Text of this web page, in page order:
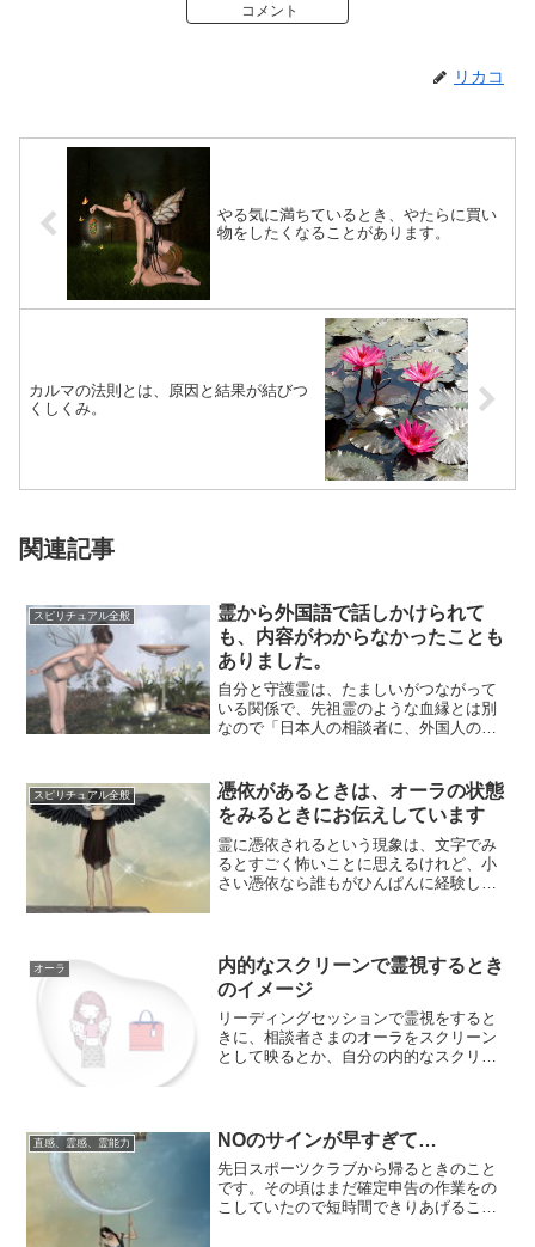
コメント
リカコ
やる気に満ちているとき、やたらに買い
物をしたくなることがあります。
カルマの法則とは、原因と結果が結びつ
くしくみ。
関連記事
スピリチュアル全般
霊から外国語で話しかけられて
も、内容がわからなかったことも
ありました。
自分と守護霊は、たましいがつながって
いる関係で、先祖霊のような血縁とは別
なので「日本人の相談者に、外国人の守
スピリチュアル全般
憑依があるときは、オーラの状態
をみるときにお伝えしています
霊に憑依されるという現象は、文字でみ
るとすごく怖いことに思えるけれど、小
さい憑依なら誰もがひんぱんに経験して
オーラ
内的なスクリーンで霊視するとき
のイメージ
リーディングセッションで霊視をすると
きに、相談者さまのオーラをスクリーン
として映るとか、自分の内的なスクリー
直感、霊感、霊能力 NOのサインが早すぎて…
先日スポーツクラブから帰るときのこと
です。その頃はまだ確定申告の作業をの
こしていたので短時間できりあげること